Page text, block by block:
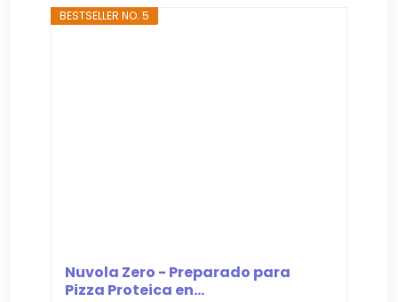
BESTSELLER NO. 5
Nuvola Zero - Preparado para
Pizza Proteica en...